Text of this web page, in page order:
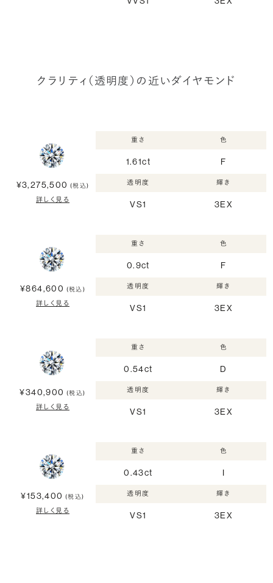
クラリティ（透明度）の近いダイヤモンド
¥3,275,500 (税込)
詳しく見る
重さ
1.61ct
色
F
透明度
VS1
輝き
3EX
¥864,600 (税込)
詳しく見る
重さ
0.9ct
色
F
透明度
VS1
輝き
3EX
¥340,900 (税込)
詳しく見る
重さ
0.54ct
色
D
透明度
VS1
輝き
3EX
¥153,400 (税込)
詳しく見る
重さ
0.43ct
色
I
透明度
VS1
輝き
3EX